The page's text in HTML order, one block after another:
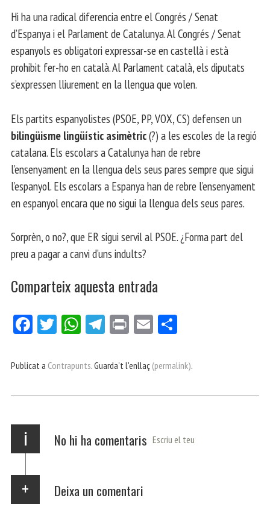
Hi ha una radical diferencia entre el Congrés / Senat
d’Espanya i el Parlament de Catalunya. Al Congrés / Senat
espanyols es obligatori expressar-se en castellà i està
prohibit fer-ho en català. Al Parlament català, els diputats
s’expressen lliurement en la llengua que volen.
Els partits espanyolistes (PSOE, PP, VOX, CS) defensen un
bilingüisme lingüístic asimètric(?) a les escoles de la regió
catalana. Els escolars a Catalunya han de rebre
l’ensenyament en la llengua dels seus pares sempre que sigui
l’espanyol. Els escolars a Espanya han de rebre l’ensenyament
en espanyol encara que no sigui la llengua dels seus pares.
Sorprèn, o no?, que ER sigui servil al PSOE. ¿Forma part del
preu a pagar a canvi d’uns indults?
Comparteix aquesta entrada
Fa
bo
Tw
er
W
ts
p
Te
gr
m
Pri E
ail pa
ei
Publicat a Contrapunts. Guarda't l'enllaç (permalink).
i No hi ha comentaris Escriu el teu
Deixa un comentari